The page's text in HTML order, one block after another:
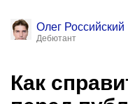
Олег Российский
Дебютант
Как